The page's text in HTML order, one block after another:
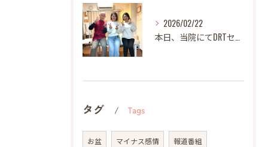
2026/02/22
本日、当院にてDRTセミナーを開催いたしました。
タグ Tags
お盆 マイナス感情 報道番組